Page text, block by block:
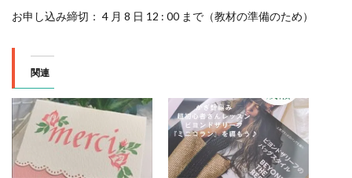
お申し込み締切： 4 月 8 日 12 : 00 まで（教材の準備のため）
関連